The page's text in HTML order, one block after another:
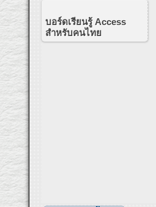
บอร์ดเรียนรู้ Access
สำหรับคนไทย